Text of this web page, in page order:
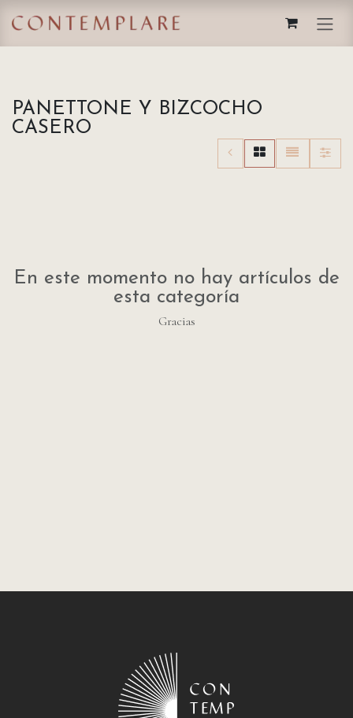
PANETTONE Y BIZCOCHO
CASERO
En este momento no hay artículos de
esta categoría
Gracias